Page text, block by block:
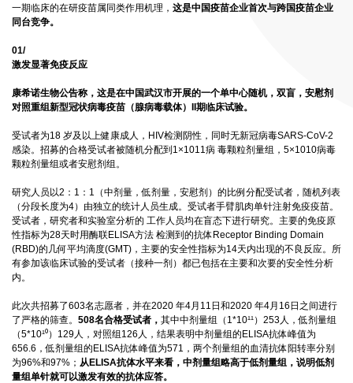
一期临床的在研疫苗属同类作用机理， 这是中国疫苗企业首次与跨国疫苗企业
同台竞争。
01/
激发显著免疫反应
康希诺生物公告称，这是在中国武汉市开展的一个单中心随机，双盲，安慰剂
对照重组新型冠状病毒疫苗（腺病毒载体）II期临床试验。
受试者为18 岁及以上健康成人，HIV检测阴性，同时无新冠病毒SARS-CoV-2
感染。招募的合格受试者被随机分配到1×1011病 毒颗粒剂量组，5×1010病毒
颗粒剂量组或者安慰剂组。
研究人员以2：1：1（中剂量，低剂量，安慰剂）的比例分配受试者，随机列表
（分段长度为4）由独立的统计人员生成。受试者手臂肌肉单针注射免疫疫苗。
受试者，研究者和实验室分析的 工作人员均在盲态下进行研究。主要的免疫原
性指标为28天时用酶联ELISA方法 检测到的抗体Receptor Binding Domain
(RBD)的几何平均滴度(GMT)，主要的安全性指标为14天内出现的不良反应。所
有参加该临床试验的受试者（接种一剂）都已包括在主要和次要的安全性分析
内。
此次共招募了603名志愿者，并在2020 年4月11日和2020 年4月16日之间进行
了严格的筛查。 508名合格受试者， 其中中剂量组（1*10¹¹）253人，低剂量组
（5*10¹⁰）129人，对照组126人，结果表明中剂量组的ELISA抗体峰值为
656.6，低剂量组的ELISA抗体峰值为571，两个剂量组的血清抗体阳转率分别
为96%和97%； 从ELISA抗体水平来看，中剂量组略高于低剂量组，说明低剂
量组单针就可以激发有效的抗体应答。